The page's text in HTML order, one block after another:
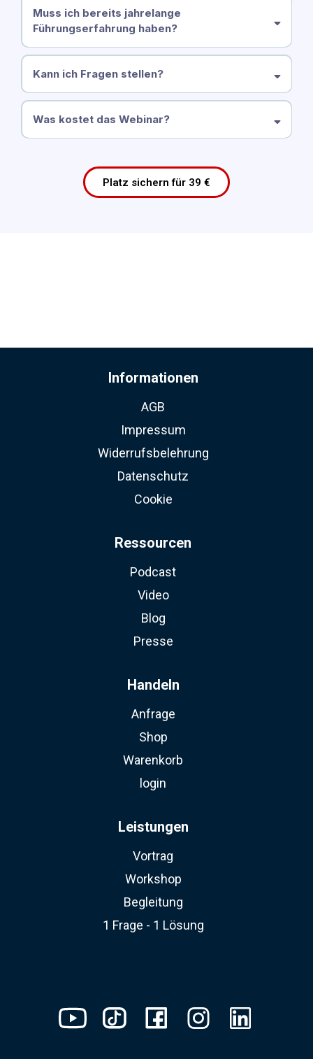
Muss ich bereits jahrelange
Führungserfahrung haben?
Kann ich Fragen stellen?
Was kostet das Webinar?
Platz sichern für 39 €
Informationen
AGB
Impressum
Widerrufsbelehrung
Datenschutz
Cookie
Ressourcen
Podcast
Video
Blog
Presse
Handeln
Anfrage
Shop
Warenkorb
login
Leistungen
Vortrag
Workshop
Begleitung
1 Frage - 1 Lösung